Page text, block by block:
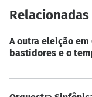
Relacionadas
A outra eleição em
bastidores e o